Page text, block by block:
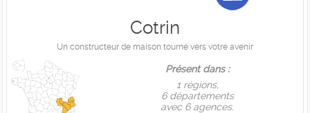
Cotrin
Un constructeur de maison tourné vers votre avenir
Présent dans :
1 règions,
6 départements
avec 6 agences.